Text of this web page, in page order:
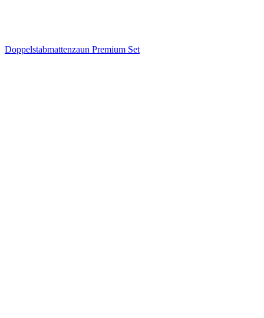
Doppelstabmattenzaun Premium Set